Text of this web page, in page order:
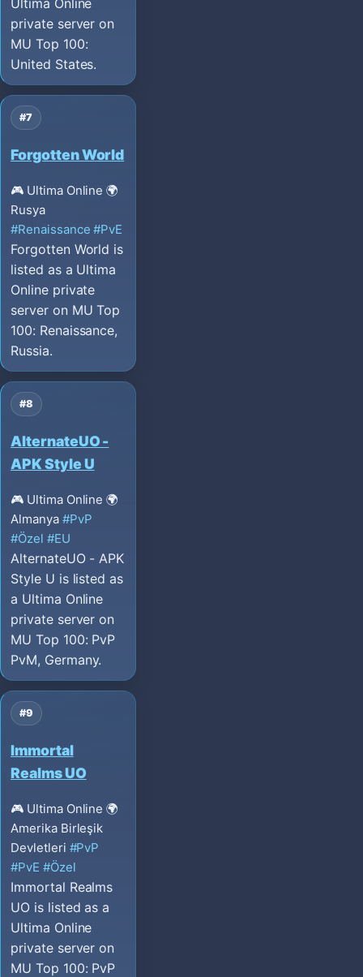
private server on
MU Top 100:
United States.
#7
Forgotten World
🎮 Ultima Online 🌍
Rusya
#Renaissance #PvE
Forgotten World is
listed as a Ultima
Online private
server on MU Top
100: Renaissance,
Russia.
#8
AlternateUO -
APK Style U
🎮 Ultima Online 🌍
Almanya #PvP
#Özel #EU
AlternateUO - APK
Style U is listed as
a Ultima Online
private server on
MU Top 100: PvP
PvM, Germany.
#9
Immortal
Realms UO
🎮 Ultima Online 🌍
Amerika Birleşik
Devletleri #PvP
#PvE #Özel
Immortal Realms
UO is listed as a
Ultima Online
private server on
MU Top 100: PvP